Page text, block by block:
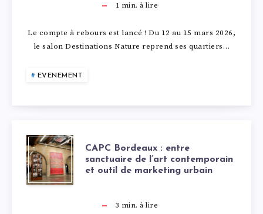
I
R
U
1
T
T
I
1 min. à lire
Le compte à rebours est lancé ! Du 12 au 15 mars 2026,
le salon Destinations Nature reprend ses quartiers…
EVENEMENT
C
A
CAPC Bordeaux : entre
sanctuaire de l’art contemporain
et outil de marketing urbain
3 min. à lire